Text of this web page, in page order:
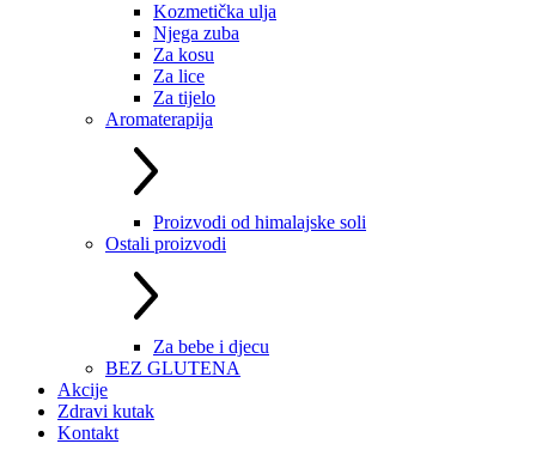
Kozmetička ulja
Njega zuba
Za kosu
Za lice
Za tijelo
Aromaterapija
Proizvodi od himalajske soli
Ostali proizvodi
Za bebe i djecu
BEZ GLUTENA
Akcije
Zdravi kutak
Kontakt